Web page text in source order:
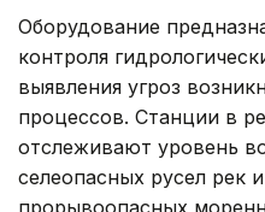
Оборудование
контроля
выявления угроз
процессов. Станции в
отслеживают уровень
селеопасных русел рек
прорывоопасных